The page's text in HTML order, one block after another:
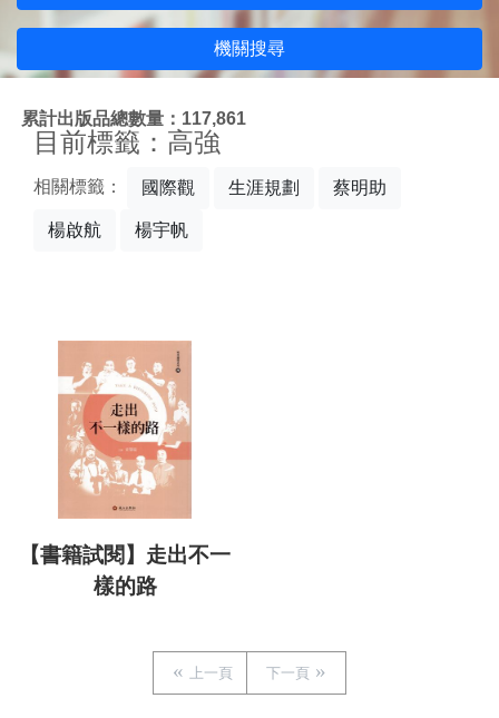
機關搜尋
累計出版品總數量：117,861
目前標籤：高強
相關標籤： 國際觀 生涯規劃 蔡明助
楊啟航 楊宇帆
【書籍試閱】走出不一
樣的路
上一頁 下一頁